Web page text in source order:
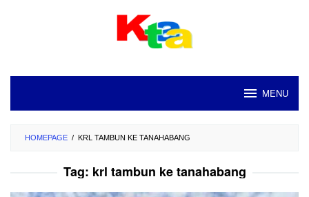
MENU
HOMEPAGE / KRL TAMBUN KE TANAHABANG
Tag: krl tambun ke tanahabang